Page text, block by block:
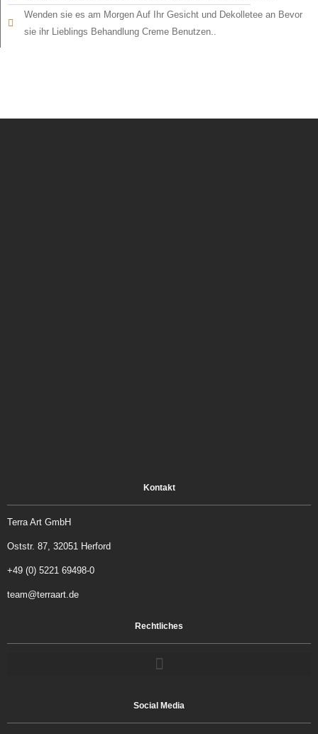
Wenden sie es am Morgen Auf Ihr Gesicht und Dekolletee an Bevor
sie ihr Lieblings Behandlung Creme Benutzen..
Kontakt
Terra Art GmbH
Oststr. 87, 32051 Herford
+49 (0) 5221 69498-0
team@terraart.de
Rechtliches
Social Media